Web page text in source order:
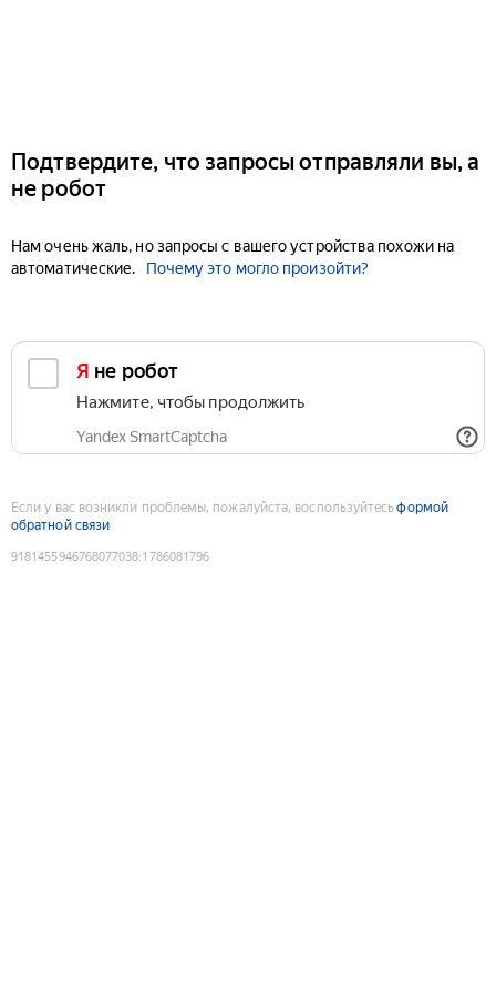
Подтвердите, что запросы отправляли вы, а
не робот
Нам очень жаль, но запросы с вашего устройства похожи на
автоматические.
Почему это могло произойти?
Я не робот
Нажмите, чтобы продолжить
Yandex SmartCaptcha
Если у вас возникли проблемы, пожалуйста, воспользуйтесьформой
обратной связи
9181455946768077038:1786081796